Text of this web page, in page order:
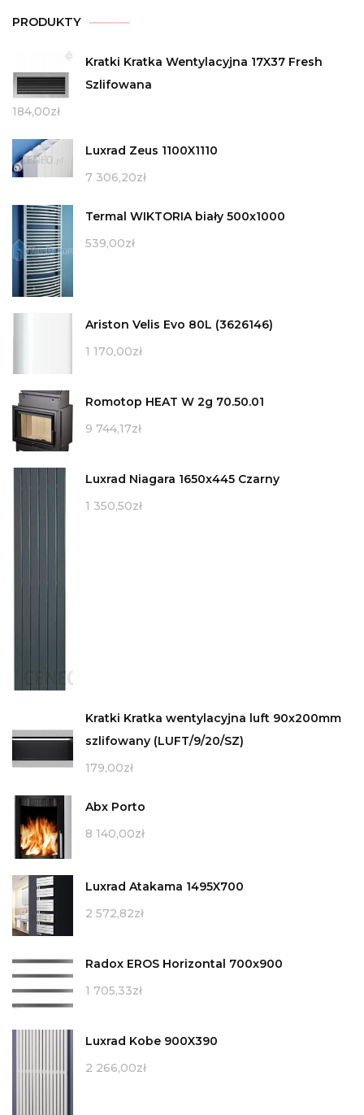
PRODUKTY
Kratki Kratka Wentylacyjna 17X37 Fresh
Szlifowana
184,00zł
Luxrad Zeus 1100X1110
7 306,20zł
Termal WIKTORIA biały 500x1000
539,00zł
Ariston Velis Evo 80L (3626146)
1 170,00zł
Romotop HEAT W 2g 70.50.01
9 744,17zł
Luxrad Niagara 1650x445 Czarny
1 350,50zł
Kratki Kratka wentylacyjna luft 90x200mm
szlifowany (LUFT/9/20/SZ)
179,00zł
Abx Porto
8 140,00zł
Luxrad Atakama 1495X700
2 572,82zł
Radox EROS Horizontal 700x900
1 705,33zł
Luxrad Kobe 900X390
2 266,00zł